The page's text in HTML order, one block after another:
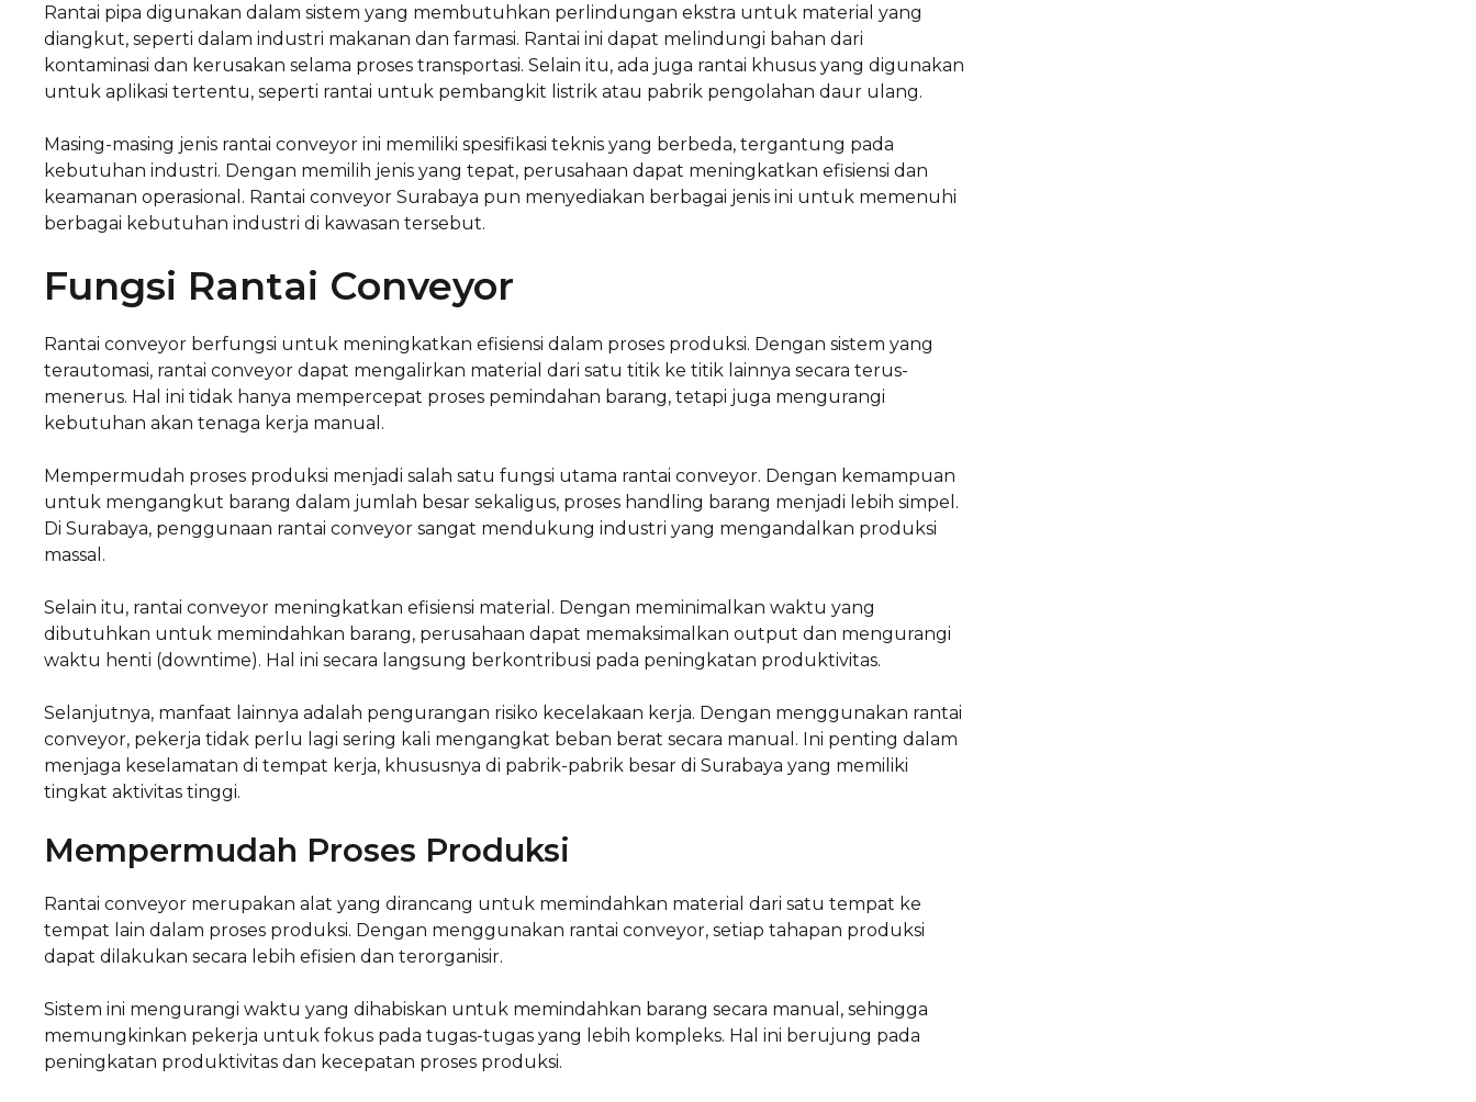
Rantai pipa digunakan dalam sistem yang membutuhkan perlindungan ekstra untuk material yang
diangkut, seperti dalam industri makanan dan farmasi. Rantai ini dapat melindungi bahan dari
kontaminasi dan kerusakan selama proses transportasi. Selain itu, ada juga rantai khusus yang digunakan
untuk aplikasi tertentu, seperti rantai untuk pembangkit listrik atau pabrik pengolahan daur ulang.
Masing-masing jenis rantai conveyor ini memiliki spesifikasi teknis yang berbeda, tergantung pada
kebutuhan industri. Dengan memilih jenis yang tepat, perusahaan dapat meningkatkan efisiensi dan
keamanan operasional. Rantai conveyor Surabaya pun menyediakan berbagai jenis ini untuk memenuhi
berbagai kebutuhan industri di kawasan tersebut.
Fungsi Rantai Conveyor
Rantai conveyor berfungsi untuk meningkatkan efisiensi dalam proses produksi. Dengan sistem yang
terautomasi, rantai conveyor dapat mengalirkan material dari satu titik ke titik lainnya secara terus-
menerus. Hal ini tidak hanya mempercepat proses pemindahan barang, tetapi juga mengurangi
kebutuhan akan tenaga kerja manual.
Mempermudah proses produksi menjadi salah satu fungsi utama rantai conveyor. Dengan kemampuan
untuk mengangkut barang dalam jumlah besar sekaligus, proses handling barang menjadi lebih simpel.
Di Surabaya, penggunaan rantai conveyor sangat mendukung industri yang mengandalkan produksi
massal.
Selain itu, rantai conveyor meningkatkan efisiensi material. Dengan meminimalkan waktu yang
dibutuhkan untuk memindahkan barang, perusahaan dapat memaksimalkan output dan mengurangi
waktu henti (downtime). Hal ini secara langsung berkontribusi pada peningkatan produktivitas.
Selanjutnya, manfaat lainnya adalah pengurangan risiko kecelakaan kerja. Dengan menggunakan rantai
conveyor, pekerja tidak perlu lagi sering kali mengangkat beban berat secara manual. Ini penting dalam
menjaga keselamatan di tempat kerja, khususnya di pabrik-pabrik besar di Surabaya yang memiliki
tingkat aktivitas tinggi.
Mempermudah Proses Produksi
Rantai conveyor merupakan alat yang dirancang untuk memindahkan material dari satu tempat ke
tempat lain dalam proses produksi. Dengan menggunakan rantai conveyor, setiap tahapan produksi
dapat dilakukan secara lebih efisien dan terorganisir.
Sistem ini mengurangi waktu yang dihabiskan untuk memindahkan barang secara manual, sehingga
memungkinkan pekerja untuk fokus pada tugas-tugas yang lebih kompleks. Hal ini berujung pada
peningkatan produktivitas dan kecepatan proses produksi.